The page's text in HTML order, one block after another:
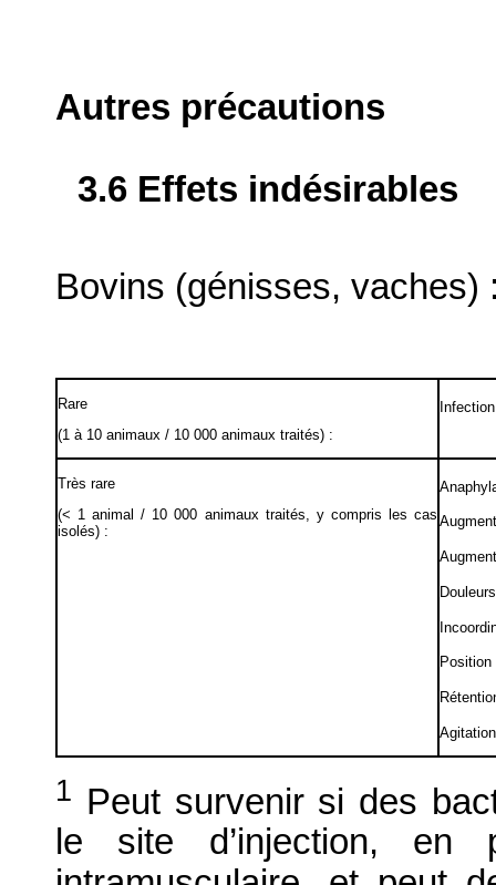
Autres précautions
3.6 Effets indésirables
Bovins (génisses, vaches)
Rare
(1 à 10 animaux / 10 000 animaux traités) :
Très rare
(< 1 animal / 10 000 animaux traités, y compris les cas
isolés) :
Position
1 Peut survenir si des
le site d’injection, en